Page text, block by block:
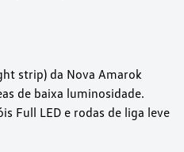
strip) da Nova Amarok
de baixa luminosidade.
Full LED e rodas de liga leve